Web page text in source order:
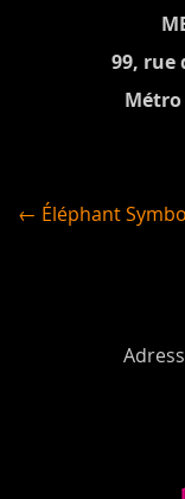
99, rue
← Éléphant